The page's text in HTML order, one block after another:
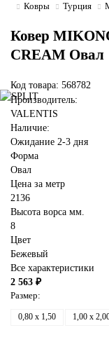
Ковры Турция
Ковер
CREAM Овал
Код товара: 568782
Производитель:
VALENTIS
Наличие:
Ожидание 2-3 дня
Форма
Овал
Цена за метр
2136
Высота ворса мм.
8
Цвет
Бежевый
Все характеристики
2 563 ₽
Размер:
0,80 x 1,50 1,00 x